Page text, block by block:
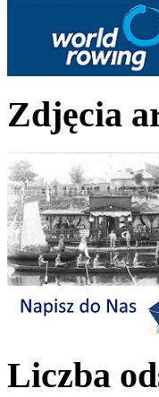
Zdjęcia
Liczba